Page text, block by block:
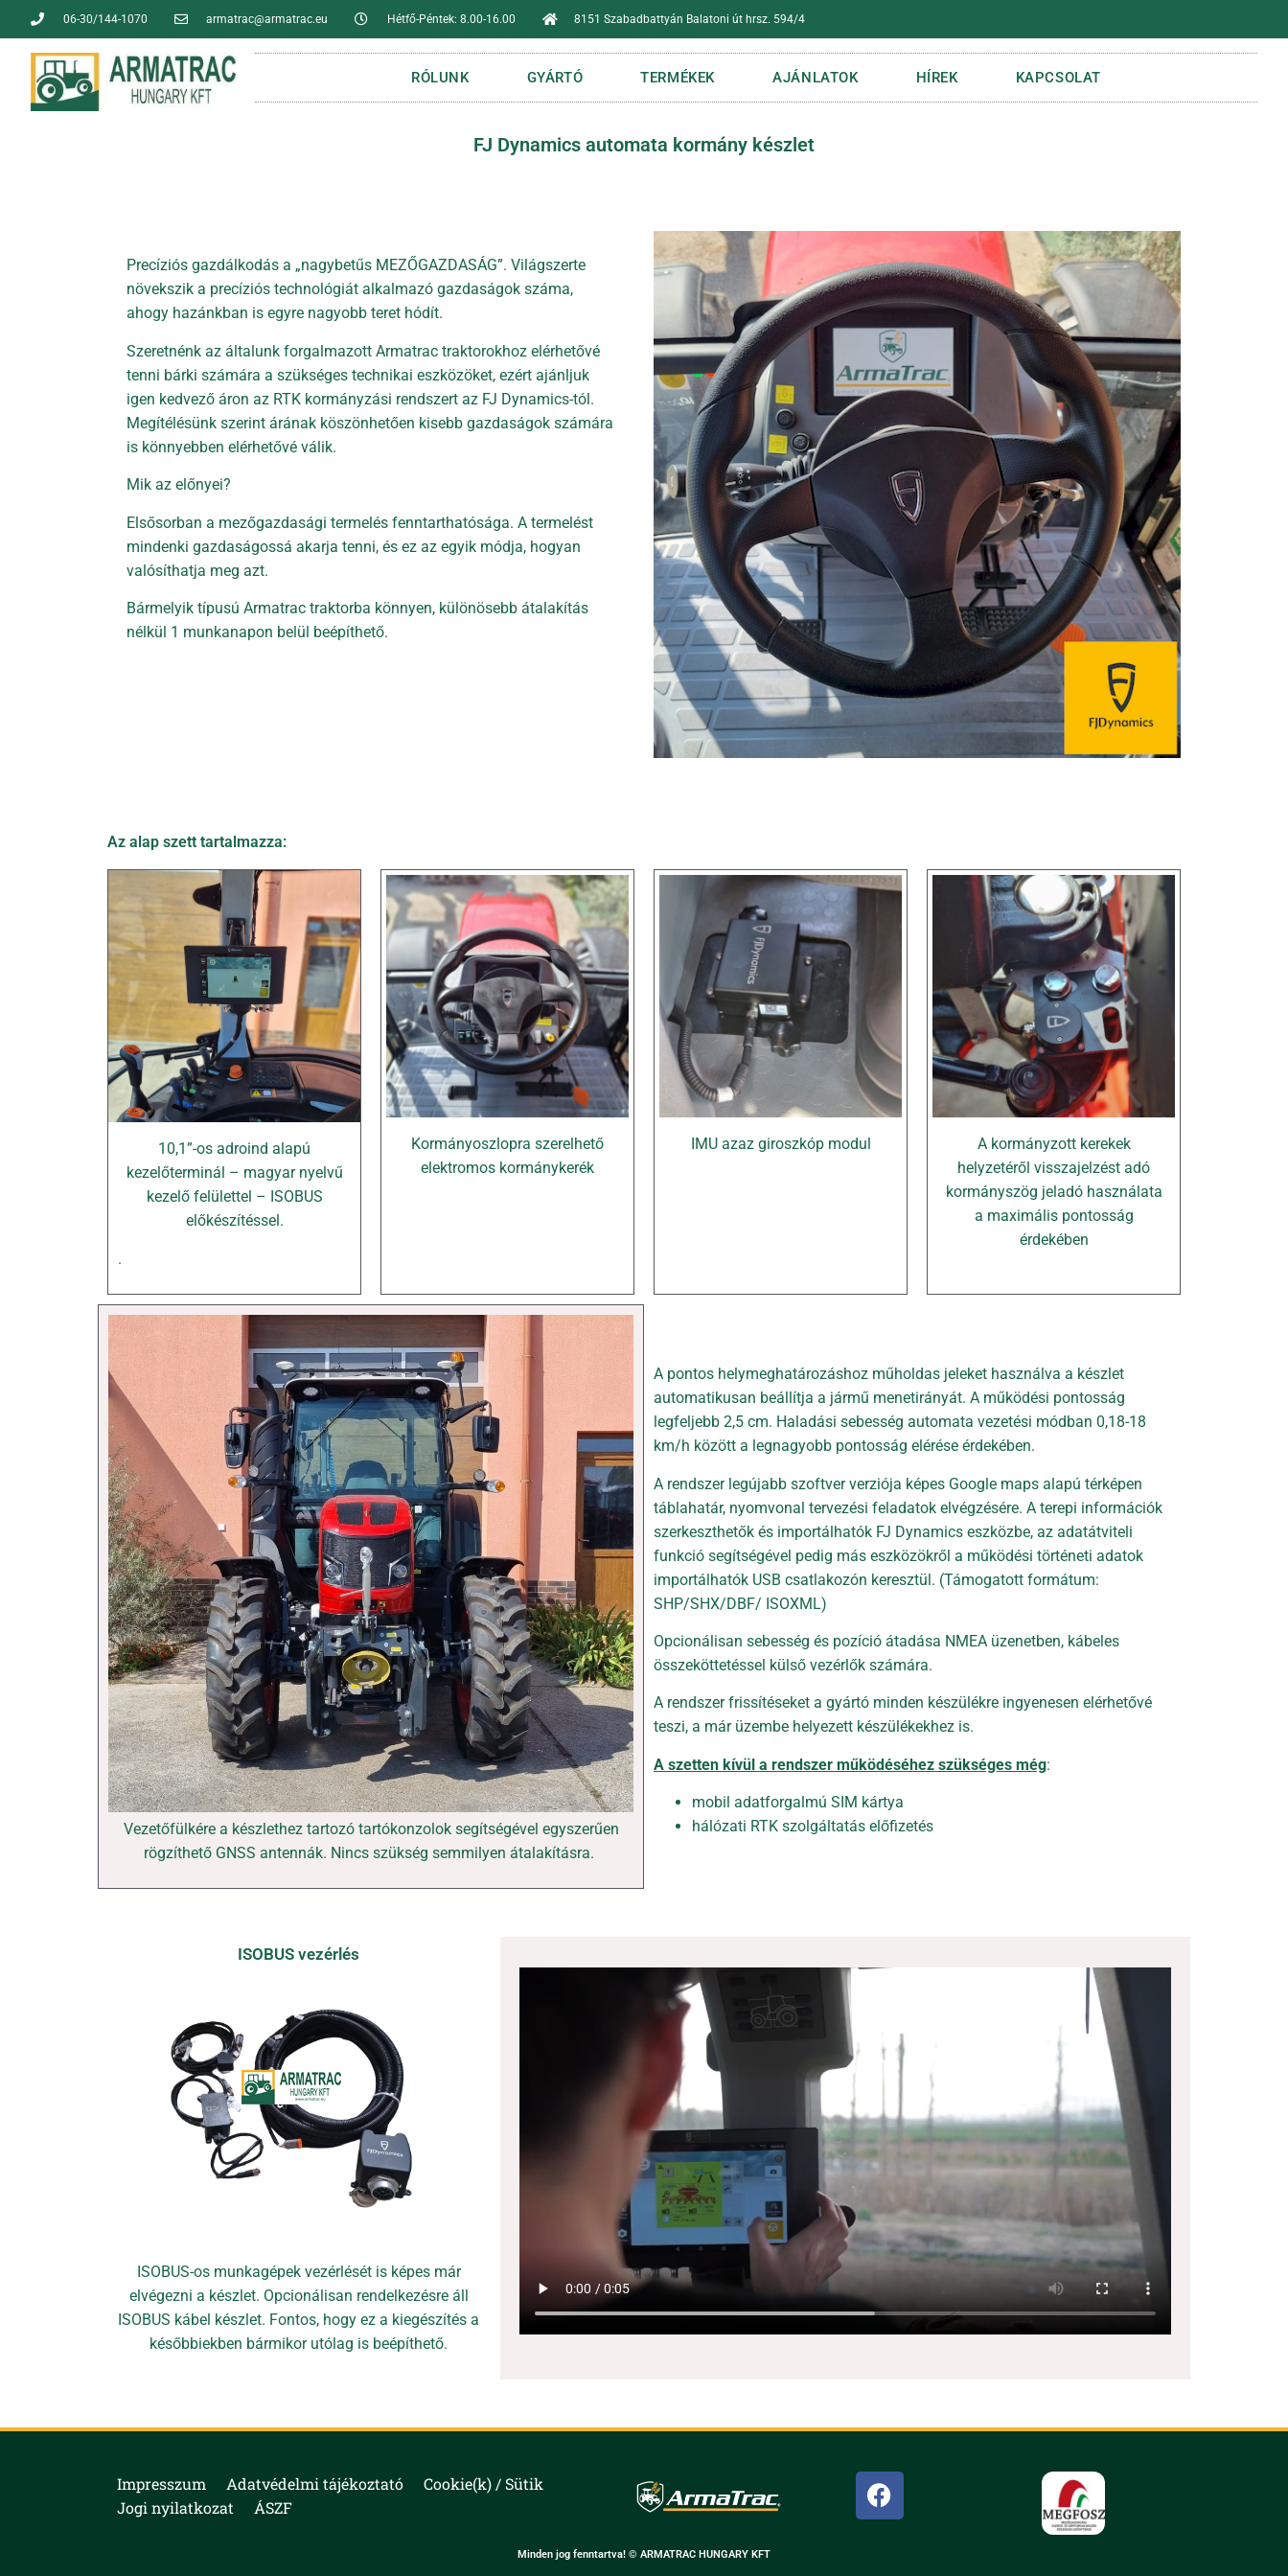
06-30/144-1070 armatrac@armatrac.eu Hétfő-Péntek: 8.00-16.00 8151 Szabadbattyán Balatoni út hrsz. 594/4
RÓLUNK GYÁRTÓ TERMÉKEK AJÁNLATOK HÍREK KAPCSOLAT
FJ Dynamics automata kormány készlet
Precíziós gazdálkodás a „nagybetűs MEZŐGAZDASÁG”. Világszerte
növekszik a precíziós technológiát alkalmazó gazdaságok száma,
ahogy hazánkban is egyre nagyobb teret hódít.
Szeretnénk az általunk forgalmazott Armatrac traktorokhoz elérhetővé
tenni bárki számára a szükséges technikai eszközöket, ezért ajánljuk
igen kedvező áron az RTK kormányzási rendszert az FJ Dynamics-tól.
Megítélésünk szerint árának köszönhetően kisebb gazdaságok számára
is könnyebben elérhetővé válik.
Mik az előnyei?
Elsősorban a mezőgazdasági termelés fenntarthatósága. A termelést
mindenki gazdaságossá akarja tenni, és ez az egyik módja, hogyan
valósíthatja meg azt.
Bármelyik típusú Armatrac traktorba könnyen, különösebb átalakítás
nélkül 1 munkanapon belül beépíthető.
Az alap szett tartalmazza:
10,1”-os adroind alapú
kezelőterminál – magyar nyelvű
kezelő felülettel – ISOBUS
előkészítéssel.
.
Kormányoszlopra szerelhető
elektromos kormánykerék
IMU azaz giroszkóp modul
A kormányzott kerekek
helyzetéről visszajelzést adó
kormányszög jeladó használata
a maximális pontosság
érdekében
Vezetőfülkére a készlethez tartozó tartókonzolok segítségével egyszerűen
rögzíthető GNSS antennák. Nincs szükség semmilyen átalakításra.
A pontos helymeghatározáshoz műholdas jeleket használva a készlet
automatikusan beállítja a jármű menetirányát. A működési pontosság
legfeljebb 2,5 cm. Haladási sebesség automata vezetési módban 0,18-18
km/h között a legnagyobb pontosság elérése érdekében.
A rendszer legújabb szoftver verziója képes Google maps alapú térképen
táblahatár, nyomvonal tervezési feladatok elvégzésére. A terepi információk
szerkeszthetők és importálhatók FJ Dynamics eszközbe, az adatátviteli
funkció segítségével pedig más eszközökről a működési történeti adatok
importálhatók USB csatlakozón keresztül. (Támogatott formátum:
SHP/SHX/DBF/ ISOXML)
Opcionálisan sebesség és pozíció átadása NMEA üzenetben, kábeles
összeköttetéssel külső vezérlők számára.
A rendszer frissítéseket a gyártó minden készülékre ingyenesen elérhetővé
teszi, a már üzembe helyezett készülékekhez is.
A szetten kívül a rendszer működéséhez szükséges még:
mobil adatforgalmú SIM kártya
hálózati RTK szolgáltatás előfizetés
ISOBUS vezérlés
ISOBUS-os munkagépek vezérlését is képes már
elvégezni a készlet. Opcionálisan rendelkezésre áll
ISOBUS kábel készlet. Fontos, hogy ez a kiegészítés a
későbbiekben bármikor utólag is beépíthető.
Impresszum Adatvédelmi tájékoztató
Cookie(k) / Sütik
Jogi nyilatkozat
ÁSZF
Minden jog fenntartva! © ARMATRAC HUNGARY KFT